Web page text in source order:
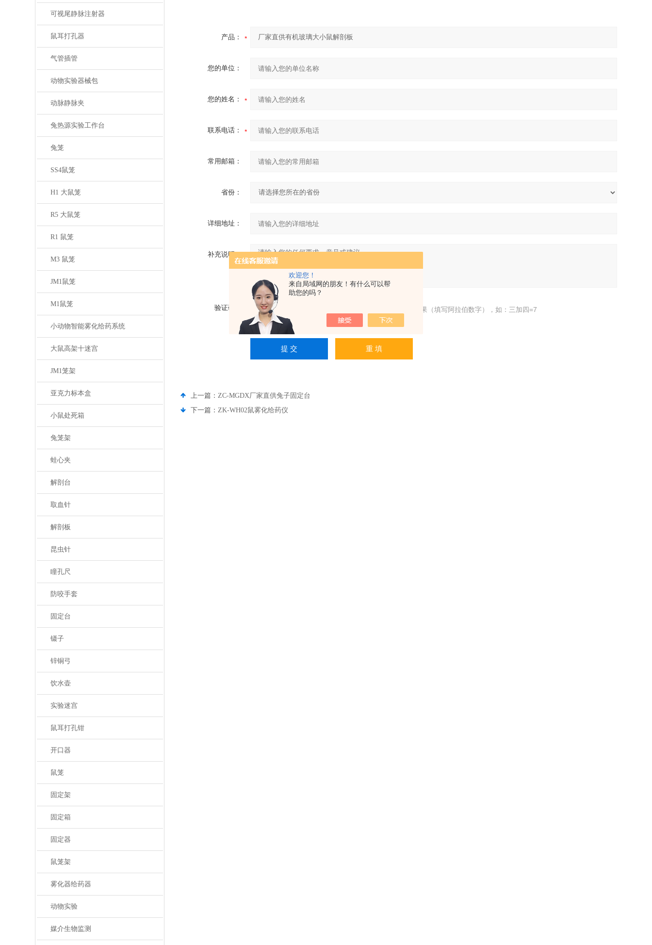
欢迎您！
来自局域网的朋友！有什么可以帮
助您的吗？
可视尾静脉注射器
鼠耳打孔器
气管插管
动物实验器械包
动脉静脉夹
兔热源实验工作台
兔笼
SS4鼠笼
H1 大鼠笼
R5 大鼠笼
R1 鼠笼
M3 鼠笼
JM1鼠笼
M1鼠笼
小动物智能雾化给药系统
大鼠高架十迷宫
JM1笼架
亚克力标本盒
小鼠处死箱
兔笼架
蛙心夹
解剖台
取血针
解剖板
昆虫针
瞳孔尺
防咬手套
固定台
镊子
锌铜弓
饮水壶
实验迷宫
鼠耳打孔钳
开口器
鼠笼
固定架
固定箱
固定器
鼠笼架
雾化器给药器
动物实验
媒介生物监测
产品：
您的单位：
您的姓名：
联系电话：
常用邮箱：
省份：
详细地址：
补充说明：
验证码： 请输入计算结果（填写阿拉伯数字），如：三加四=7
上一篇： ZC-MGDX厂家直供兔子固定台
下一篇： ZK-WH02鼠雾化给药仪